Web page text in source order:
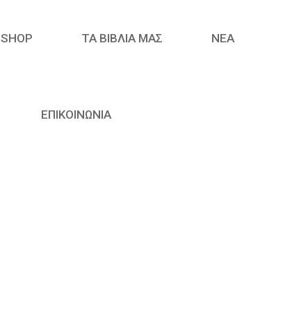
SHOP ΤΑ ΒΙΒΛΙΑ ΜΑΣ ΝΈΑ
ΕΠΙΚΟΙΝΩΝΙΑ